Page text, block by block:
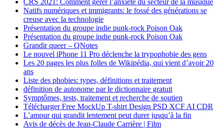
CRS 2021: Comment gérer l’anxiété du secteur de la musique
Natifs numériques et immigrants: le fossé des générations se
creuse avec la technologie
Présentation du groupe indie punk-rock Poison Oak
Présentation du groupe indie punk-rock Poison Oak
Grandir queer – QNotes
Le nouvel iPhone 11 Pro déclenche la trypophobie des gens
Les 20 pages les plus folles de Wikipédia, qui vient d’avoir 20
ans
Liste des phobies: types, définitions et traitement
définition de autonome par le dictionnaire gratuit
Symptômes, tests, traitement et recherche de soutien
Télécharger Free MockUp T-shirt Design PSD XCF AI CDR
L’amour qui grandit lentement peut durer jusqu’à la fin
Avis de décès de Jean-Claude Carrière | Film